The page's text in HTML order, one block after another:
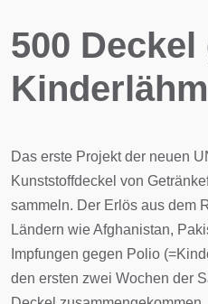
500 Deckel
Das erste Projekt der neuen
Kunststoffdeckel von
sammeln. Der Erlös aus dem
Ländern wie Afghanistan,
Impfungen gegen Polio
den ersten zwei Wochen der